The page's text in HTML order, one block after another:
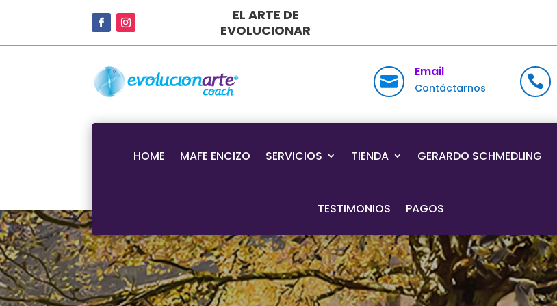
EL ARTE DE
EVOLUCIONAR

Email
Contáctarnos 
HOME MAFE ENCIZO SERVICIOS TIENDA GERARDO SCHMEDLING
TESTIMONIOS PAGOS